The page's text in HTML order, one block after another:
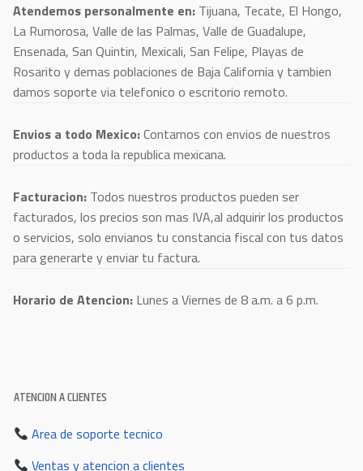
Atendemos personalmente en: Tijuana, Tecate, El Hongo,
La Rumorosa, Valle de las Palmas, Valle de Guadalupe,
Ensenada, San Quintin, Mexicali, San Felipe, Playas de
Rosarito y demas poblaciones de Baja California y tambien
damos soporte via telefonico o escritorio remoto.
Envios a todo Mexico:Contamos con envios de nuestros
productos a toda la republica mexicana.
Facturacion: Todos nuestros productos pueden ser
facturados, los precios son mas IVA,al adquirir los productos
o servicios, solo envianos tu constancia fiscal con tus datos
para generarte y enviar tu factura.
Horario de Atencion: Lunes a Viernes de 8 a.m. a 6 p.m.
ATENCION A CLIENTES
Area de soporte tecnico
Ventas y atencion a clientes